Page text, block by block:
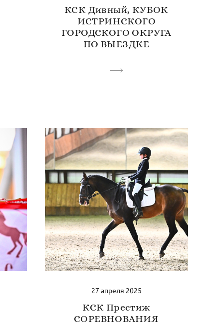
КСК Дивный, КУБОК
ИСТРИНСКОГО
ГОРОДСКОГО ОКРУГА
ПО ВЫЕЗДКЕ
27 апреля 2025
КСК Престиж
СОРЕВНОВАНИЯ